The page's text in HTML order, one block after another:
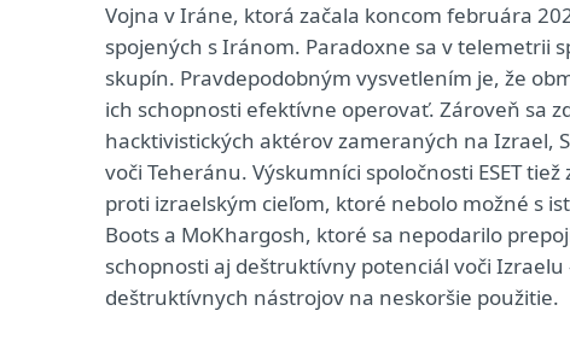
Vojna v Iráne, ktorá začala koncom februára
spojených s Iránom. Paradoxne sa v telemetrii
skupín. Pravdepodobným vysvetlením je, že
ich schopnosti efektívne operovať. Zároveň sa
hacktivistických aktérov zameraných na Izrael,
voči Teheránu. Výskumníci spoločnosti ESET
proti izraelským cieľom, ktoré nebolo možné s
Boots a MoKhargosh, ktoré sa nepodarilo
schopnosti aj deštruktívny potenciál voči
deštruktívnych nástrojov na neskoršie použitie.